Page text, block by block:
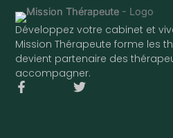
Développez votre cabinet et
Mission Thérapeute forme les
devient partenaire des
accompagner.
F
T